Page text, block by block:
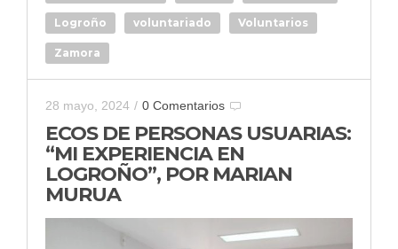
Logroño voluntariado Voluntarios
Zamora
28 mayo, 2024 / 0 Comentarios
ECOS DE PERSONAS USUARIAS:
“MI EXPERIENCIA EN
LOGROÑO”, POR MARIAN
MURUA